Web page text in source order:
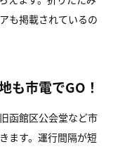
も掲載されているの
も市電でGO！
函館区公会堂など市
ます。運行間隔が短